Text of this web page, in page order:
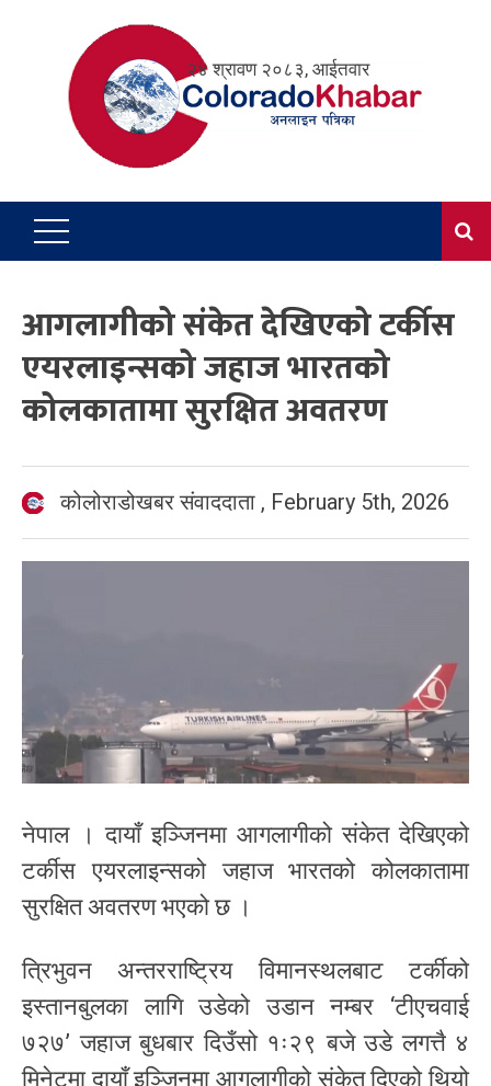
२४ श्रावण २०८३, आईतवार
आगलागीको संकेत देखिएको टर्कीस
एयरलाइन्सको जहाज भारतको
कोलकातामा सुरक्षित अवतरण
कोलोराडोखबर संवाददाता , February 5th, 2026
नेपाल । दायाँ इञ्जिनमा आगलागीको संकेत देखिएको
टर्कीस एयरलाइन्सको जहाज भारतको कोलकातामा
सुरक्षित अवतरण भएको छ ।
त्रिभुवन अन्तरराष्ट्रिय विमानस्थलबाट टर्कीको
इस्तानबुलका लागि उडेको उडान नम्बर ‘टीएचवाई
७२७’ जहाज बुधबार दिउँसो १ः२९ बजे उडे लगत्तै ४
मिनेटमा दायाँ इञ्जिनमा आगलागीको संकेत दिएको थियो